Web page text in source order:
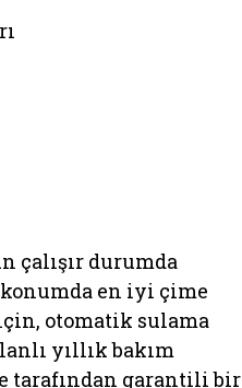
çalışır durumda
en iyi çime
otomatik sulama
yıllık bakım
tarafından garantili bir